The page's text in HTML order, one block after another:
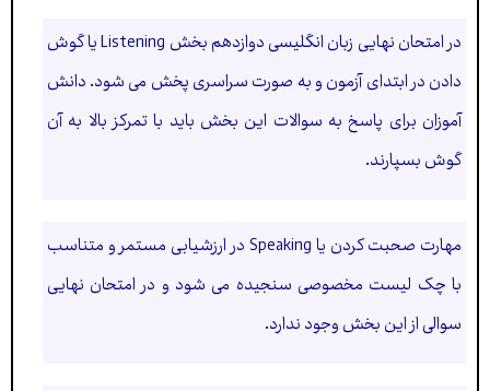
در امتحان نهایی زبان انگلیسی دوازدهم بخش Listening یا گوش
دادن در ابتدای آزمون و به صورت سراسری پخش می شود. دانش
آموزان برای پاسخ به سوالات این بخش باید با تمرکز بالا به آن
گوش بسپارند.
مهارت صحبت کردن یا Speaking در ارزشیابی مستمر و متناسب
با چک لیست مخصوصی سنجیده می شود و در امتحان نهایی
سوالی از این بخش وجود ندارد.